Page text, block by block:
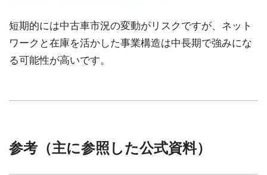
短期的には中古車市況の変動がリスクですが、ネット
ワークと在庫を活かした事業構造は中長期で強みにな
る可能性が高いです。
参考（主に参照した公式資料）